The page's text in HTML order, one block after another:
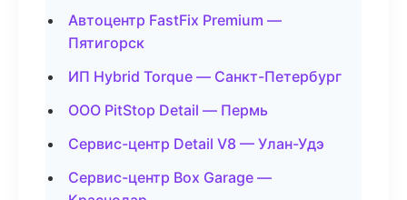
Автоцентр FastFix Premium —
Пятигорск
ИП Hybrid Torque — Санкт-Петербург
ООО PitStop Detail — Пермь
Сервис-центр Detail V8 — Улан-Удэ
Сервис-центр Box Garage —